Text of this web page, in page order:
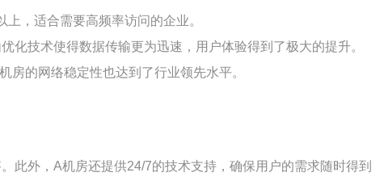
，适合需要高频率访问的企业。
技术使得数据传输更为迅速，用户体验得到了极大的提升。
的网络稳定性也达到了行业领先水平。
此外，A机房还提供24/7的技术支持，确保用户的需求随时得到